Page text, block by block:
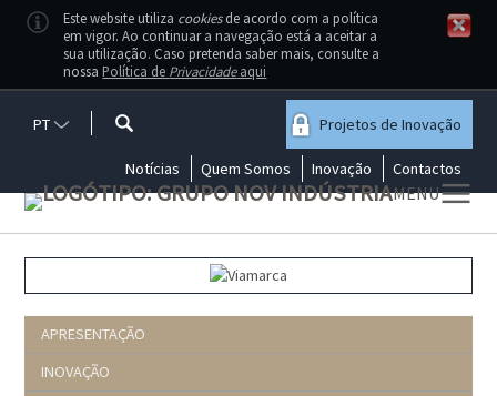
PT
Notícias Quem Somos Inovação Contactos
Projetos de Inovação
MENU
APRESENTAÇÃO
INOVAÇÃO
Este website utiliza cookiesde acordo com a política
em vigor. Ao continuar a navegação está a aceitar a
sua utilização. Caso pretenda saber mais, consulte a
nossa Política de Privacidadeaqui